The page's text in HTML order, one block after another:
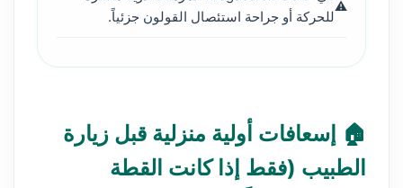
للحركة أو جراحة استئصال القولون جزئياً.
🏠 إسعافات أولية منزلية قبل زيارة
الطبيب (فقط إذا كانت القطة